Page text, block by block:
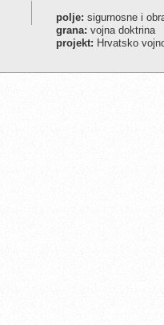
polje: sigurnosne i
grana: vojna doktrina
projekt: Hrvatsko